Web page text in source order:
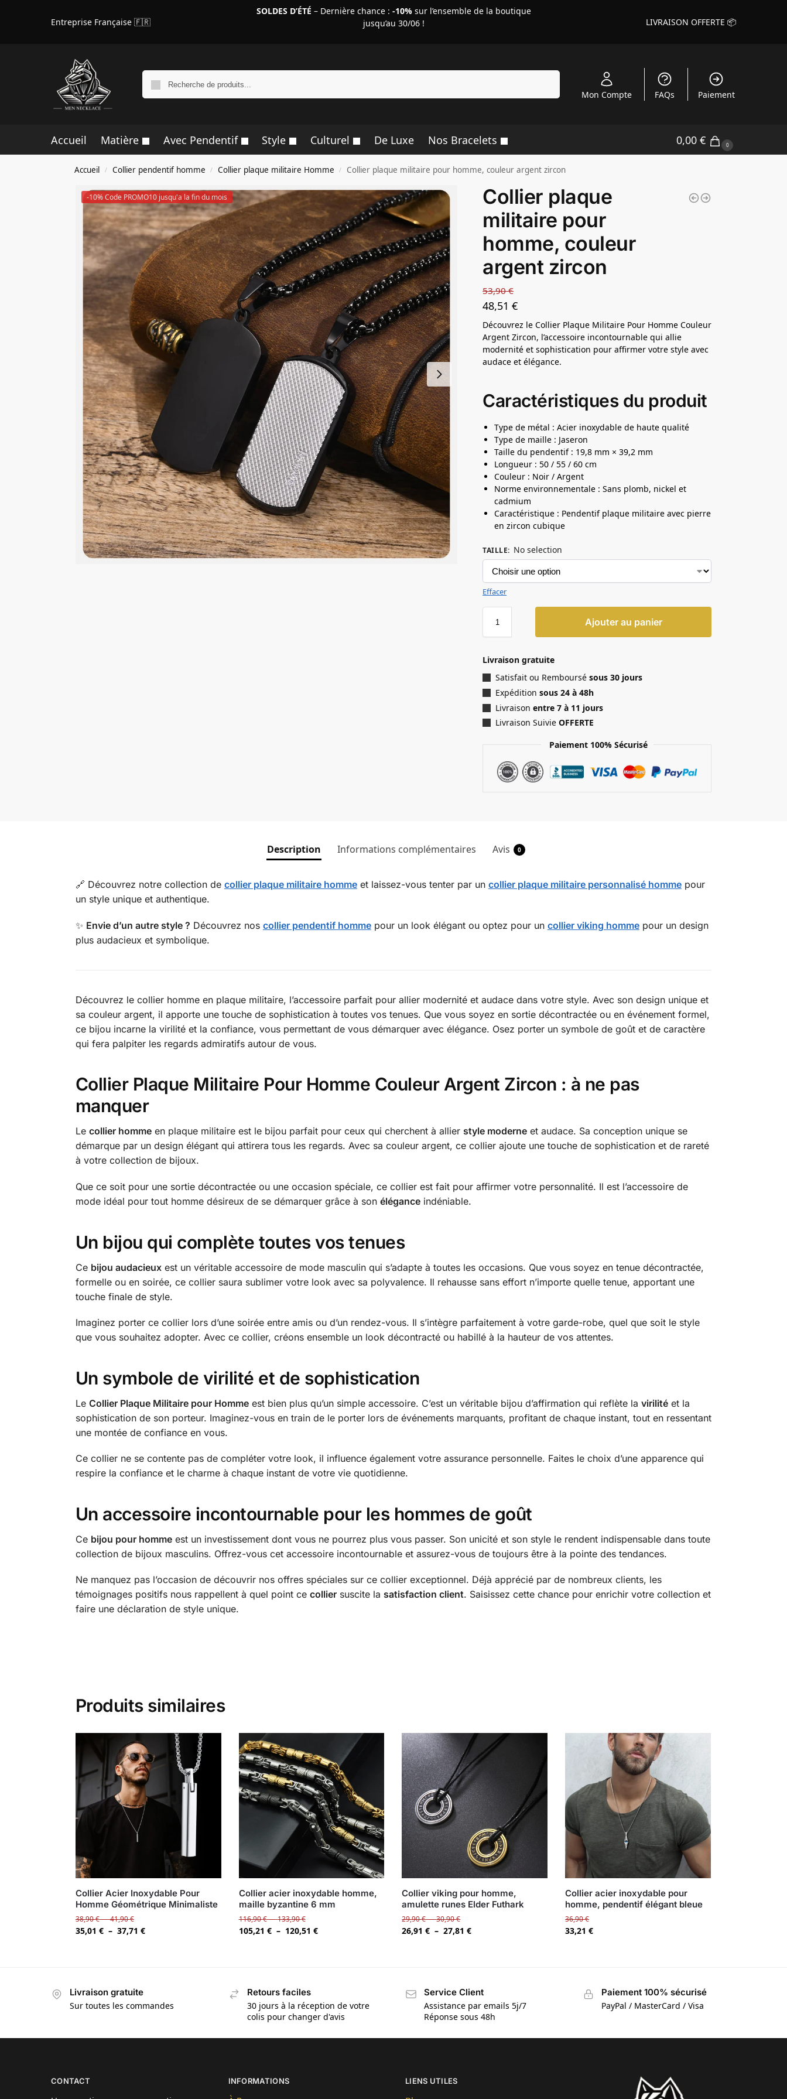
Entreprise Française 🇫🇷
SOLDES D’ÉTÉ – Dernière chance : -10%sur l’ensemble de la boutique
jusqu’au 30/06 !
LIVRAISON OFFERTE 📦
Mon Compte FAQs Paiement
Accueil Matière Avec Pendentif Style Culturel De Luxe Nos Bracelets 0,00 € 0
Accueil / Collier pendentif homme / Collier plaque militaire Homme / Collier plaque militaire pour homme, couleur argent zircon
-10% Code PROMO10 jusqu'a la fin du mois
Collier plaque
militaire pour
homme, couleur
argent zircon
53,90€
48,51€
Découvrez le Collier Plaque Militaire Pour Homme Couleur
Argent Zircon, l’accessoire incontournable qui allie
modernité et sophistication pour affirmer votre style avec
audace et élégance.
Caractéristiques du produit
Type de métal : Acier inoxydable de haute qualité
Type de maille : Jaseron
Taille du pendentif : 19,8 mm × 39,2 mm
Longueur : 50 / 55 / 60 cm
Couleur : Noir / Argent
Norme environnementale : Sans plomb, nickel et
cadmium
Caractéristique : Pendentif plaque militaire avec pierre
en zircon cubique
TAILLE: No selection
Effacer
Ajouter au panier
Livraison gratuite
Satisfait ou Remboursésous 30 jours
Expédition sous 24 à 48h
Livraisonentre 7 à 11 jours
Livraison SuivieOFFERTE
Paiement 100% Sécurisé
Description Informations complémentaires Avis 0
🔗 Découvrez notre collection de collier plaque militaire hommeet laissez-vous tenter par un collier plaque militaire personnalisé hommepour
un style unique et authentique.
✨ Envie d’un autre style ? Découvrez nos collier pendentif hommepour un look élégant ou optez pour un collier viking hommepour un design
plus audacieux et symbolique.
Découvrez le collier homme en plaque militaire, l’accessoire parfait pour allier modernité et audace dans votre style. Avec son design unique et
sa couleur argent, il apporte une touche de sophistication à toutes vos tenues. Que vous soyez en sortie décontractée ou en événement formel,
ce bijou incarne la virilité et la confiance, vous permettant de vous démarquer avec élégance. Osez porter un symbole de goût et de caractère
qui fera palpiter les regards admiratifs autour de vous.
Collier Plaque Militaire Pour Homme Couleur Argent Zircon : à ne pas
manquer
Le collier hommeen plaque militaire est le bijou parfait pour ceux qui cherchent à allier style moderneet audace. Sa conception unique se
démarque par un design élégant qui attirera tous les regards. Avec sa couleur argent, ce collier ajoute une touche de sophistication et de rareté
à votre collection de bijoux.
Que ce soit pour une sortie décontractée ou une occasion spéciale, ce collier est fait pour affirmer votre personnalité. Il est l’accessoire de
mode idéal pour tout homme désireux de se démarquer grâce à son éléganceindéniable.
Un bijou qui complète toutes vos tenues
Ce bijou audacieuxest un véritable accessoire de mode masculin qui s’adapte à toutes les occasions. Que vous soyez en tenue décontractée,
formelle ou en soirée, ce collier saura sublimer votre look avec sa polyvalence. Il rehausse sans effort n’importe quelle tenue, apportant une
touche finale de style.
Imaginez porter ce collier lors d’une soirée entre amis ou d’un rendez-vous. Il s’intègre parfaitement à votre garde-robe, quel que soit le style
que vous souhaitez adopter. Avec ce collier, créons ensemble un look décontracté ou habillé à la hauteur de vos attentes.
Un symbole de virilité et de sophistication
Le Collier Plaque Militaire pour Hommeest bien plus qu’un simple accessoire. C’est un véritable bijou d’affirmation qui reflète la virilitéet la
sophistication de son porteur. Imaginez-vous en train de le porter lors de événements marquants, profitant de chaque instant, tout en ressentant
une montée de confiance en vous.
Ce collier ne se contente pas de compléter votre look, il influence également votre assurance personnelle. Faites le choix d’une apparence qui
respire la confiance et le charme à chaque instant de votre vie quotidienne.
Un accessoire incontournable pour les hommes de goût
Ce bijou pour hommeest un investissement dont vous ne pourrez plus vous passer. Son unicité et son style le rendent indispensable dans toute
collection de bijoux masculins. Offrez-vous cet accessoire incontournable et assurez-vous de toujours être à la pointe des tendances.
Ne manquez pas l’occasion de découvrir nos offres spéciales sur ce collier exceptionnel. Déjà apprécié par de nombreux clients, les
témoignages positifs nous rappellent à quel point ce colliersuscite la satisfaction client. Saisissez cette chance pour enrichir votre collection et
faire une déclaration de style unique.
Produits similaires
Collier Acier Inoxydable Pour
Homme Géométrique Minimaliste
38,90€–41,90€
35,01 € – 37,71 €
Collier acier inoxydable homme,
maille byzantine 6 mm
116,90€–133,90€
105,21 € – 120,51 €
Collier viking pour homme,
amulette runes Elder Futhark
29,90€–30,90€
26,91€ – 27,81€
Collier acier inoxydable pour
homme, pendentif élégant bleue
36,90€
33,21€
Livraison gratuite
Sur toutes les commandes
Retours faciles
30 jours à la réception de votre
colis pour changer d'avis
Service Client
Assistance par emails 5j/7
Réponse sous 48h
Paiement 100% sécurisé
PayPal / MasterCard / Visa
CONTACT INFORMATIONS LIENS UTILES